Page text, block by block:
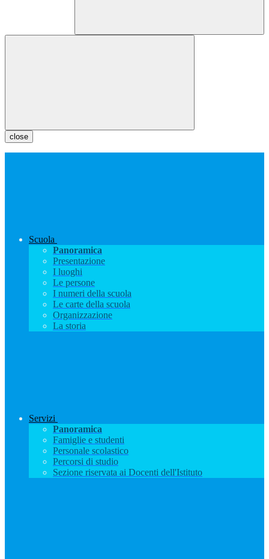
close
Scuola
Panoramica
Presentazione
I luoghi
Le persone
I numeri della scuola
Le carte della scuola
Organizzazione
La storia
Servizi
Panoramica
Famiglie e studenti
Personale scolastico
Percorsi di studio
Sezione riservata ai Docenti dell'Istituto